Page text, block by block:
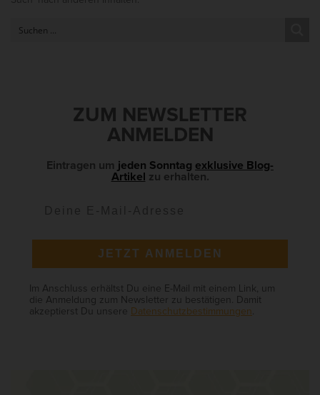
ZUM NEWSLETTER
ANMELDEN
Eintragen um jeden Sonntag exklusive Blog-
Artikel
zu erhalten.
JETZT ANMELDEN
Im Anschluss erhältst Du eine E-Mail mit einem Link, um
die Anmeldung zum Newsletter zu bestätigen. Damit
akzeptierst Du unsere Datenschutzbestimmungen.